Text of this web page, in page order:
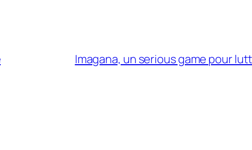
Imagana, un serious game pour